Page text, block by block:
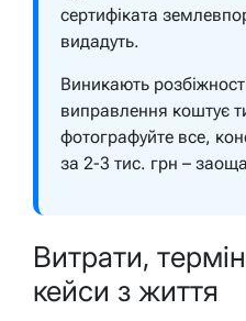
сертифіката
видадуть.
Виникають
виправлення коштує
фотографуйте все,
за 2-3 тис. грн –
Витрати,
кейси з життя